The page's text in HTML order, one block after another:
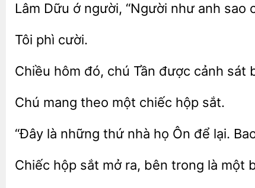
Lâm ớ “Người như anh sao
Chiều đó, chú Tần được cảnh
Chú một chiếc sắt.
“Đây là những thứ họ Ôn để lại.
Chiếc hộp sắt mở ra, trong một